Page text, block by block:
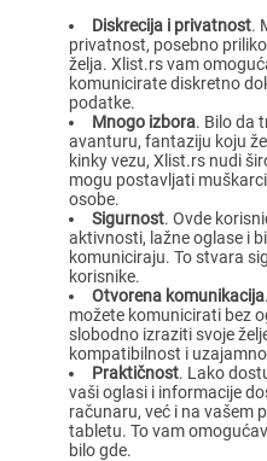
Diskrecija i privatnost.
privatnost, posebno
želja. Xlist.rs vam
komunicirate diskretno
podatke.
Mnogo izbora. Bilo da
avanturu, fantaziju koju
kinky vezu, Xlist.rs nudi
mogu postavljati
osobe.
Sigurnost. Ovde
aktivnosti, lažne oglase i
komuniciraju. To stvara
korisnike.
Otvorena komunikacija
možete komunicirati bez
slobodno izraziti svoje
kompatibilnost i
Praktičnost. Lako
vaši oglasi i informacije
računaru, već i na vašem
tabletu. To vam
bilo gde.